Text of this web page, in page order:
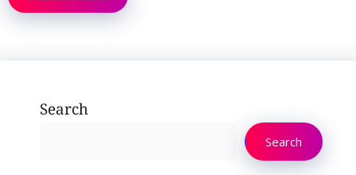
Search
Search